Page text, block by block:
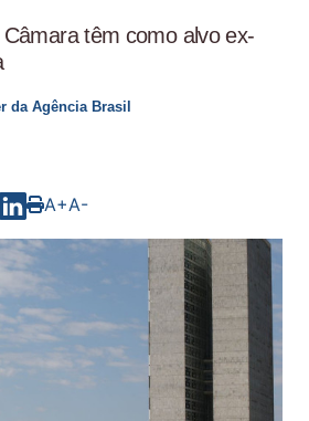
têm como alvo ex-
da Agência Brasil
A+A-